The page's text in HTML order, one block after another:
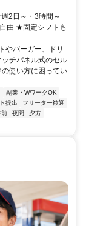
2日～・3時間～
由 ★固定シフトも
やバーガー、ドリ
チパネル式のセル
使い方に困ってい
副業・WワークOK
提出
フリーター歓迎
前 夜間
夕方